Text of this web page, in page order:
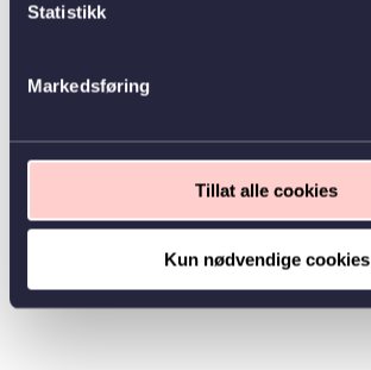
Statistikk
Markedsføring
Tillat alle cookies
Kun nødvendige cookies